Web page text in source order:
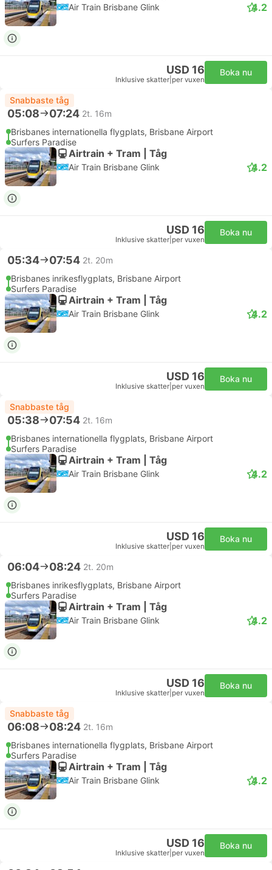
Air Train Brisbane Glink 4.2
USD 16
Inklusive skatter per vuxen
Boka nu
Snabbaste tåg
05:08 07:24 2t. 16m
Brisbanes internationella flygplats, Brisbane Airport
Surfers Paradise
Airtrain + Tram | Tåg
Air Train Brisbane Glink 4.2
USD 16
Inklusive skatter per vuxen
Boka nu
05:34 07:54 2t. 20m
Brisbanes inrikesflygplats, Brisbane Airport
Surfers Paradise
Airtrain + Tram | Tåg
Air Train Brisbane Glink 4.2
USD 16
Inklusive skatter per vuxen
Boka nu
Snabbaste tåg
05:38 07:54 2t. 16m
Brisbanes internationella flygplats, Brisbane Airport
Surfers Paradise
Airtrain + Tram | Tåg
Air Train Brisbane Glink 4.2
USD 16
Inklusive skatter per vuxen
Boka nu
06:04 08:24 2t. 20m
Brisbanes inrikesflygplats, Brisbane Airport
Surfers Paradise
Airtrain + Tram | Tåg
Air Train Brisbane Glink 4.2
USD 16
Inklusive skatter per vuxen
Boka nu
Snabbaste tåg
06:08 08:24 2t. 16m
Brisbanes internationella flygplats, Brisbane Airport
Surfers Paradise
Airtrain + Tram | Tåg
Air Train Brisbane Glink 4.2
USD 16
Inklusive skatter per vuxen
Boka nu